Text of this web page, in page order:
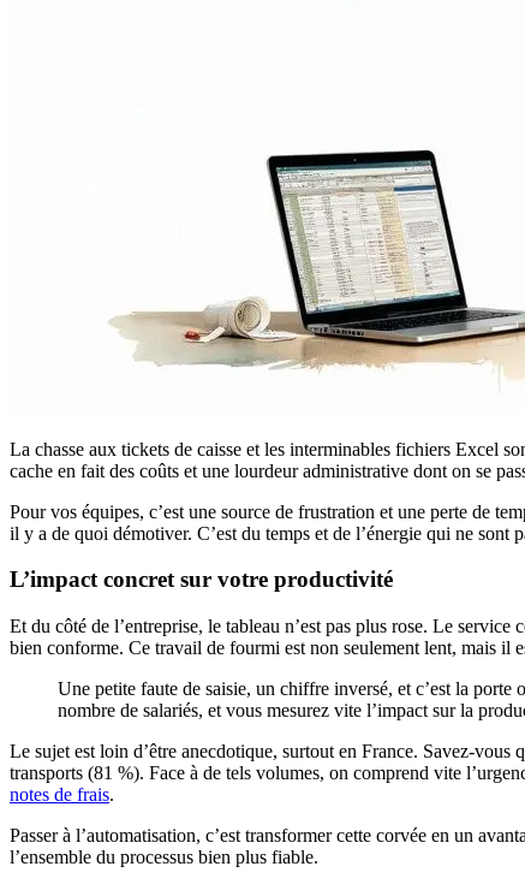
La chasse aux tickets de caisse et les interminables fichiers Excel
cache en fait des coûts et une lourdeur administrative dont on se
Pour vos équipes, c’est une source de frustration et une perte de
il y a de quoi démotiver. C’est du temps et de l’énergie qui ne sont
L’impact concret sur votre productivité
Et du côté de l’entreprise, le tableau n’est pas plus rose. Le service
bien conforme. Ce travail de fourmi est non seulement lent, mais il
Une petite faute de saisie, un chiffre inversé, et c’est la
nombre de salariés, et vous mesurez vite l’impact sur la
Le sujet est loin d’être anecdotique, surtout en France. Savez-vous
transports (81 %). Face à de tels volumes, on comprend vite
notes de frais.
Passer à l’automatisation, c’est transformer cette corvée en un
l’ensemble du processus bien plus fiable.